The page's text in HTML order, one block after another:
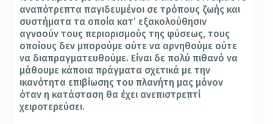
αναπότρεπτα παγιδευμένοι σε τρόπους ζωής και
συστήματα τα οποία κατ’ εξακολούθησιν
αγνοούν τους περιορισμούς της φύσεως, τους
οποίους δεν μπορούμε ούτε να αρνηθούμε ούτε
να διαπραγματευθούμε. Είναι δε πολύ πιθανό να
μάθουμε κάποια πράγματα σχετικά με την
ικανότητα επιβίωσης του πλανήτη μας μόνον
όταν η κατάσταση θα έχει ανεπιστρεπτί
χειροτερεύσει.